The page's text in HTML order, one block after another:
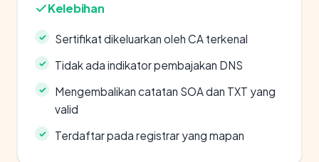
Kelebihan
Sertifikat dikeluarkan oleh CA terkenal
Tidak ada indikator pembajakan DNS
Mengembalikan catatan SOA dan TXT yang
valid
Terdaftar pada registrar yang mapan